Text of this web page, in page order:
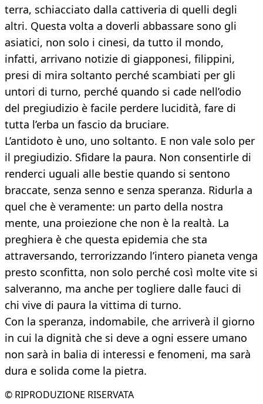
terra, schiacciato dalla cattiveria di quelli degli
altri. Questa volta a doverli abbassare sono gli
asiatici, non solo i cinesi, da tutto il mondo,
infatti, arrivano notizie di giapponesi, filippini,
presi di mira soltanto perché scambiati per gli
untori di turno, perché quando si cade nell’odio
del pregiudizio è facile perdere lucidità, fare di
tutta l’erba un fascio da bruciare.
L’antidoto è uno, uno soltanto. E non vale solo per
il pregiudizio. Sfidare la paura. Non consentirle di
renderci uguali alle bestie quando si sentono
braccate, senza senno e senza speranza. Ridurla a
quel che è veramente: un parto della nostra
mente, una proiezione che non è la realtà. La
preghiera è che questa epidemia che sta
attraversando, terrorizzando l’intero pianeta venga
presto sconfitta, non solo perché così molte vite si
salveranno, ma anche per togliere dalle fauci di
chi vive di paura la vittima di turno.
Con la speranza, indomabile, che arriverà il giorno
in cui la dignità che si deve a ogni essere umano
non sarà in balia di interessi e fenomeni, ma sarà
dura e solida come la pietra.
© RIPRODUZIONE RISERVATA